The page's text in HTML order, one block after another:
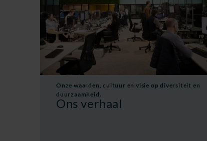
Onze waarden, cultuur en visie op diversiteit en
duurzaamheid.
Ons verhaal